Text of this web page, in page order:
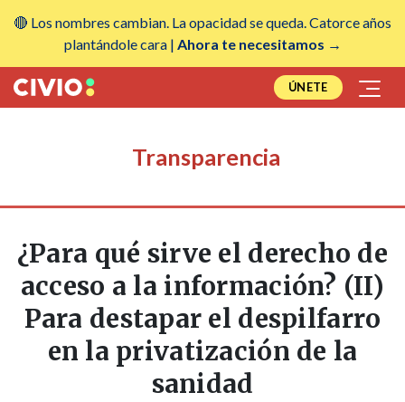
🔴 Los nombres cambian. La opacidad se queda. Catorce años
plantándole cara | Ahora te necesitamos →
ÚNETE
Transparencia
¿Para qué sirve el derecho de
acceso a la información? (II)
Para destapar el despilfarro
en la privatización de la
sanidad